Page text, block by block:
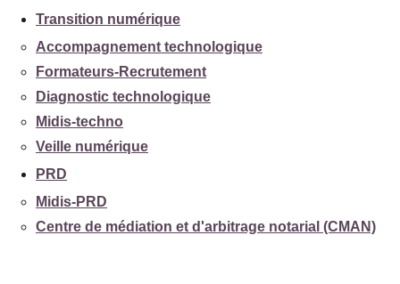
Transition numérique
Accompagnement technologique
Formateurs-Recrutement
Diagnostic technologique
Midis-techno
Veille numérique
PRD
Midis-PRD
Centre de médiation et d'arbitrage notarial (CMAN)